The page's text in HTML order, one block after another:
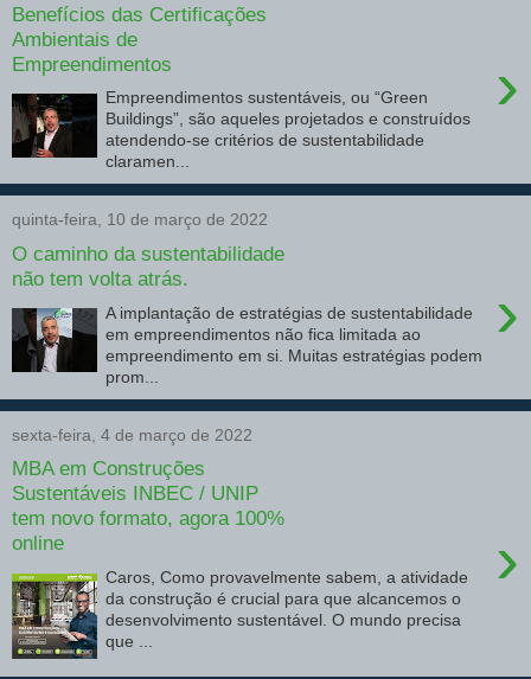
Benefícios das Certificações
Ambientais de
Empreendimentos
›
Empreendimentos sustentáveis, ou “Green
Buildings”, são aqueles projetados e construídos
atendendo-se critérios de sustentabilidade
claramen...
quinta-feira, 10 de março de 2022
O caminho da sustentabilidade
não tem volta atrás.
›
A implantação de estratégias de sustentabilidade
em empreendimentos não fica limitada ao
empreendimento em si. Muitas estratégias podem
prom...
sexta-feira, 4 de março de 2022
MBA em Construções
Sustentáveis INBEC / UNIP
tem novo formato, agora 100%
online
›
Caros, Como provavelmente sabem, a atividade
da construção é crucial para que alcancemos o
desenvolvimento sustentável. O mundo precisa
que ...